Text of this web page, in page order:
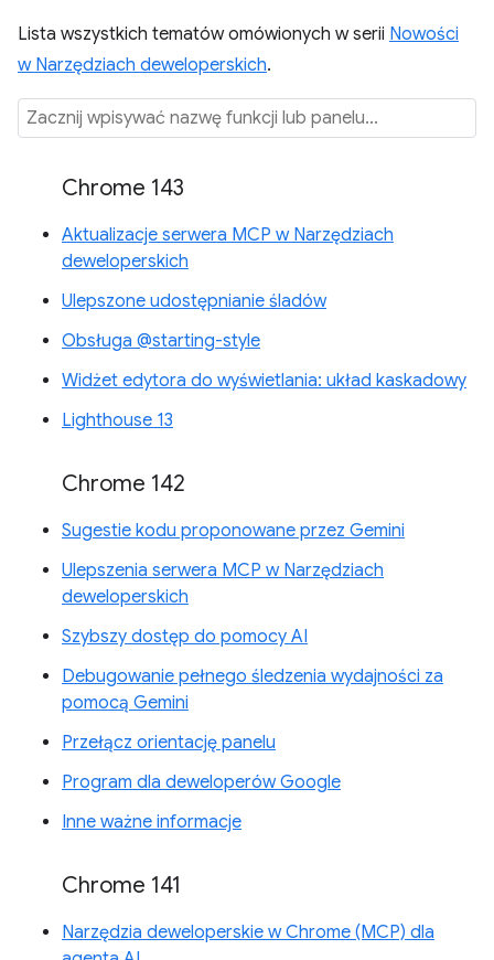
Lista wszystkich tematów omówionych w serii Nowości
w Narzędziach deweloperskich.
Chrome 143
Aktualizacje serwera MCP w Narzędziach
deweloperskich
Ulepszone udostępnianie śladów
Obsługa @starting-style
Widżet edytora do wyświetlania: układ kaskadowy
Lighthouse 13
Chrome 142
Sugestie kodu proponowane przez Gemini
Ulepszenia serwera MCP w Narzędziach
deweloperskich
Szybszy dostęp do pomocy AI
Debugowanie pełnego śledzenia wydajności za
pomocą Gemini
Przełącz orientację panelu
Program dla deweloperów Google
Inne ważne informacje
Chrome 141
Narzędzia deweloperskie w Chrome (MCP) dla